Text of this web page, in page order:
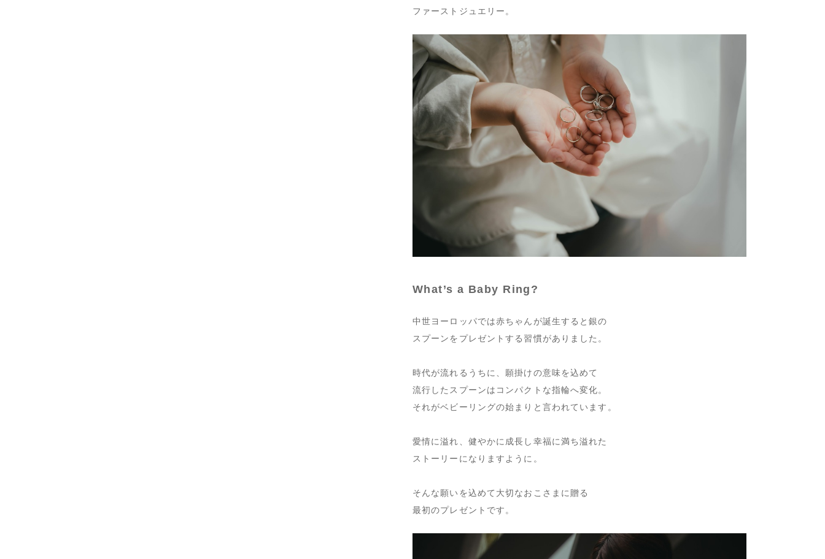
ファーストジュエリー。
What’s a Baby Ring?
中世ヨーロッパでは赤ちゃんが誕生すると銀の
スプーンをプレゼントする習慣がありました。
時代が流れるうちに、願掛けの意味を込めて
流行したスプーンはコンパクトな指輪へ変化。
それがベビーリングの始まりと言われています。
愛情に溢れ、健やかに成長し幸福に満ち溢れた
ストーリーになりますように。
そんな願いを込めて大切なおこさまに贈る
最初のプレゼントです。